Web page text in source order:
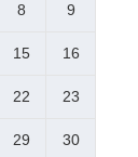
8 9
15 16
22 23
29 30